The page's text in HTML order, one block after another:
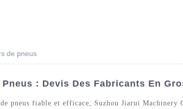
de pneus
: Devis Des Fabricants En
pneus fiable et efficace, Suzhou Jiarui